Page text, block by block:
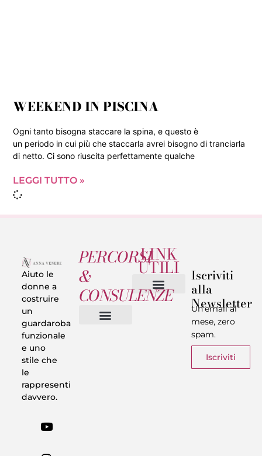
WEEKEND IN PISCINA
Ogni tanto bisogna staccare la spina, e questo è
un periodo in cui più che staccarla avrei bisogno di tranciarla
di netto. Ci sono riuscita perfettamente qualche
LEGGI TUTTO »
Aiuto le
donne a
costruire
un
guardaroba
funzionale
e uno
stile che
le
rappresenti
davvero.
PERCORSI
&
CONSULENZE
LINK
UTILI Iscriviti
alla
Newsletter
Un’email al
mese, zero
spam.
Iscriviti